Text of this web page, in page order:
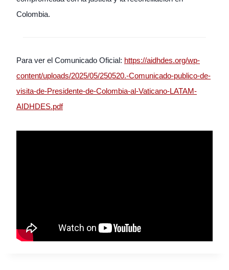
Colombia.
Para ver el Comunicado Oficial: https://aidhdes.org/wp-
content/uploads/2025/05/250520.-Comunicado-publico-de-
visita-de-Presidente-de-Colombia-al-Vaticano-LATAM-
AIDHDES.pdf